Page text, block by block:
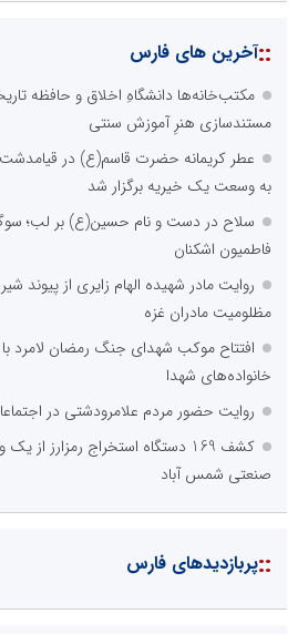
::آخرین های فارس
مکتب‌خانه‌ها دانشگاهِ اخلاق و حافظه
مستندسازی هنرِ آموزش سنتی
عطر کریمانه حضرت قاسم(ع) در
به وسعت یک خیریه برگزار شد
سلاح در دست و نام حسین(ع) بر لب؛
فاطمیون اشکنان
روایت مادر شهیده الهام زایری از پیوند
مظلومیت مادران غزه
افتتاح موکب شهدای جنگ رمضان لامرد
خانواده‌های شهدا
روایت حضور مردم علامرودشتی در
کشف 169 دستگاه استخراج رمزارز
صنعتی شمس آباد
::پربازدیدهای فارس